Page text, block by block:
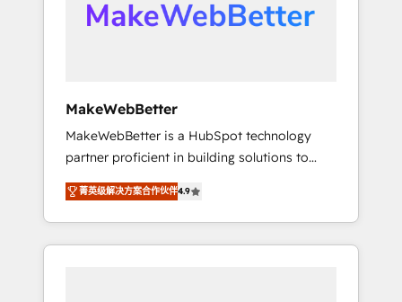
automation, we turn complexity into clarity,
human at global scale. 🏆 HubSpot’s CEO
MakeWebBetter
MakeWebBetter is a HubSpot technology
partner proficient in building solutions to
maximize the operational efficiency of
HubSpot. The fastest-growing tech-enabler &
facilitator, MakeWebBetter, hands you the
blend of HubSpot expertise & eminent
菁英级解决方案合作伙伴4.9